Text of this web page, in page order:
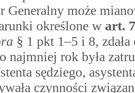
Generalny może
określone w art.
§ 1 pkt 1–5 i 8,
najmniej rok była
sędziego,
czynności